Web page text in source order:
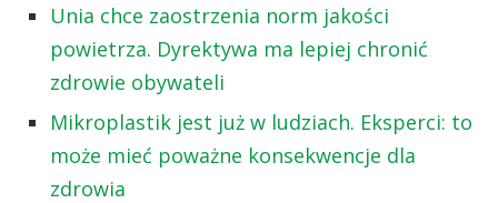
Unia chce zaostrzenia norm jakości
powietrza. Dyrektywa ma lepiej chronić
zdrowie obywateli
Mikroplastik jest już w ludziach. Eksperci: to
może mieć poważne konsekwencje dla
zdrowia